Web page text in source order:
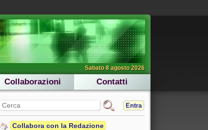
Sabato 8 agosto 2026
Collaborazioni Contatti
Entra
Collabora con la Redazione